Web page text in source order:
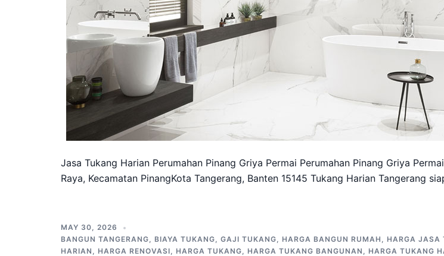
Jasa Tukang Harian Perumahan Pinang Griya Permai Perumahan Pinang Griya
Raya, Kecamatan PinangKota Tangerang, Banten 15145 Tukang Harian Tangerang
MAY 30, 2026
BANGUN TANGERANG, BIAYA TUKANG, GAJI TUKANG, HARGA BANGUN RUMAH , HARGA JASA
HARIAN , HARGA RENOVASI, HARGA TUKANG, HARGA TUKANG BANGUNAN , HARGA TUKANG